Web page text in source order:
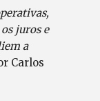
juros e
a
Carlos